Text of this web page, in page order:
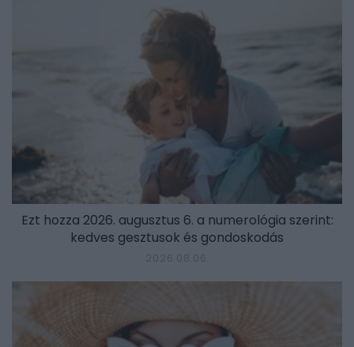
Ezt hozza 2026. augusztus 6. a numerológia szerint:
kedves gesztusok és gondoskodás